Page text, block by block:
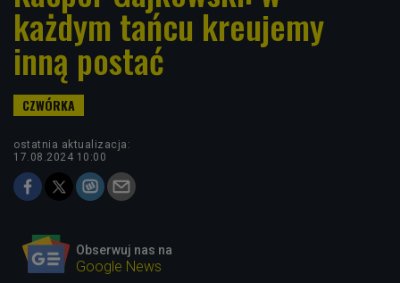
każdym tańcu kreujemy
inną postać
ostatnia aktualizacja:
17.08.2024 10:00
Obserwuj nas na
Google News